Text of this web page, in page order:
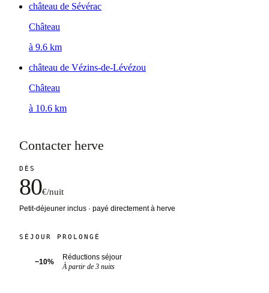
château de Sévérac
Château
à 9.6 km
château de Vézins-de-Lévézou
Château
à 10.6 km
Contacter herve
DÈS
80€/nuit
Petit-déjeuner inclus · payé directement à herve
SÉJOUR PROLONGÉ
−10%
Réductions séjour
À partir de 3 nuits